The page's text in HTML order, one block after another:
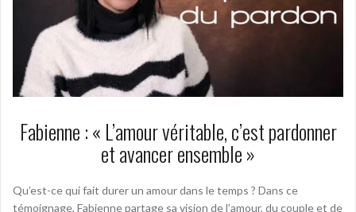
Fabienne : « L’amour véritable, c’est pardonner
et avancer ensemble »
Qu’est-ce qui fait durer un amour dans le temps ? Dans ce
témoignage, Fabienne partage sa vision de l’amour, du couple et de